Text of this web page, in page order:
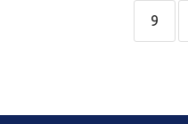
9